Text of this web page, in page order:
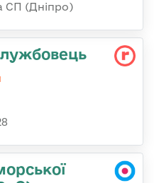
СП (Дніпро)